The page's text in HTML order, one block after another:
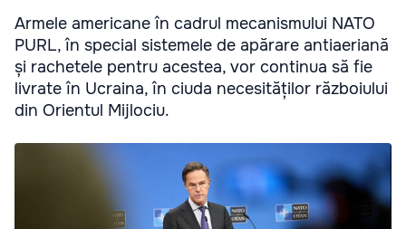
Armele americane în cadrul mecanismului NATO
PURL, în special sistemele de apărare antiaeriană
și rachetele pentru acestea, vor continua să fie
livrate în Ucraina, în ciuda necesităților războiului
din Orientul Mijlociu.